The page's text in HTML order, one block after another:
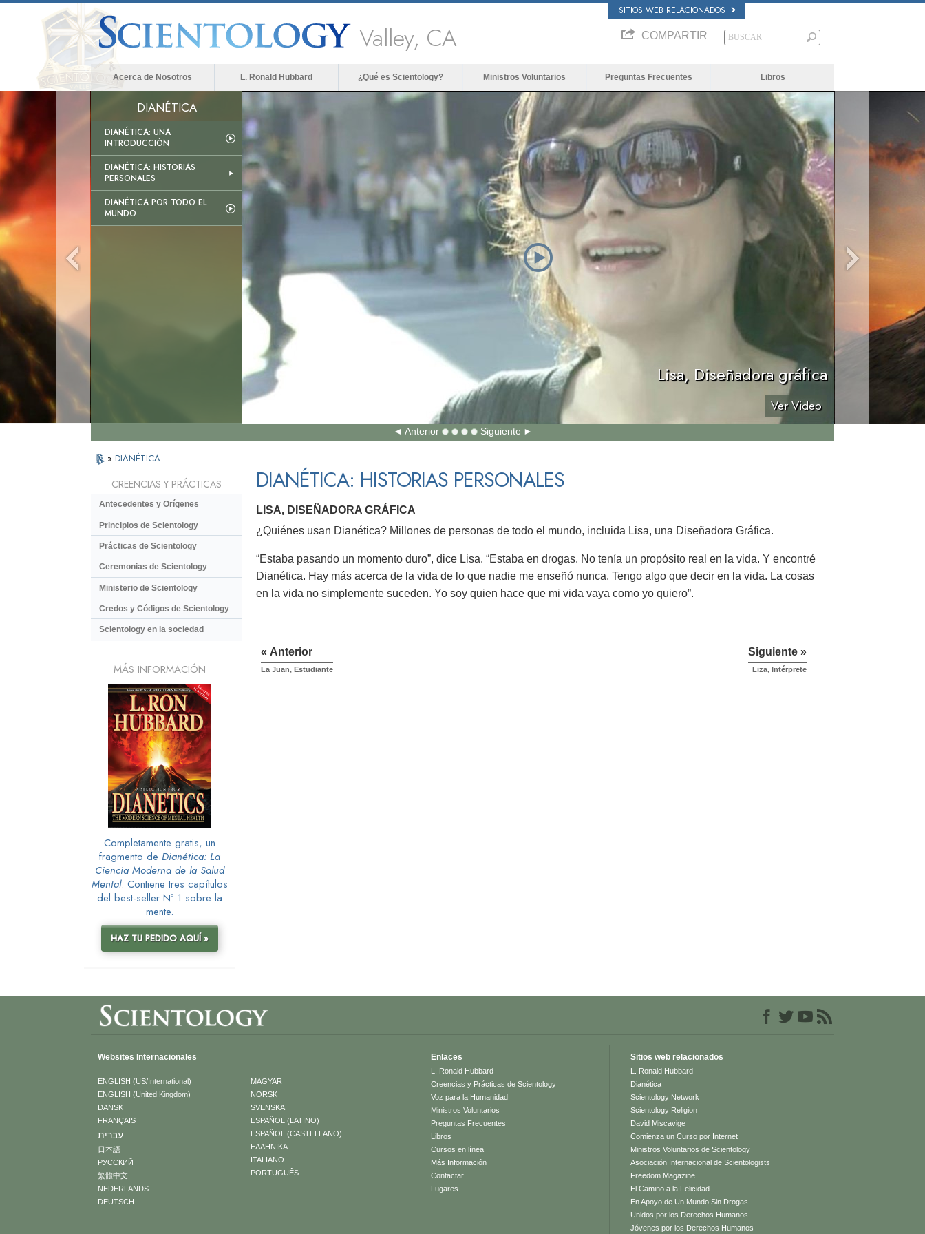
SITIOS WEB RELACIONADOS
Valley, CA COMPARTIR
Acerca de Nosotros L. Ronald Hubbard ¿Qué es Scientology? Ministros Voluntarios Preguntas Frecuentes Libros
DIANÉTICA
DIANÉTICA: UNA
INTRODUCCIÓN
DIANÉTICA: HISTORIAS
PERSONALES
DIANÉTICA POR TODO EL
MUNDO
Lisa, Diseñadora gráfica
Ver Video
Anterior Siguiente
» DIANÉTICA
DIANÉTICA: HISTORIAS PERSONALES
LISA, DISEÑADORA GRÁFICA
¿Quiénes usan Dianética? Millones de personas de todo el mundo, incluida Lisa, una Diseñadora Gráfica.
“Estaba pasando un momento duro”, dice Lisa. “Estaba en drogas. No tenía un propósito real en la vida. Y encontré
Dianética. Hay más acerca de la vida de lo que nadie me enseñó nunca. Tengo algo que decir en la vida. La cosas
en la vida no simplemente suceden. Yo soy quien hace que mi vida vaya como yo quiero”.
« Anterior
La Juan, Estudiante
Siguiente »
Liza, Intérprete
CREENCIAS Y PRÁCTICAS
Antecedentes y Orígenes
Principios de Scientology
Prácticas de Scientology
Ceremonias de Scientology
Ministerio de Scientology
Credos y Códigos de Scientology
Scientology en la sociedad
MÁS INFORMACIÓN
Completamente gratis, un
fragmento de Dianética: La
Ciencia Moderna de la Salud
Mental. Contiene tres capítulos
del best-seller Nº 1 sobre la
mente.
HAZ TU PEDIDO AQUÍ »
Websites Internacionales
ENGLISH (US/International)
ENGLISH (United Kingdom)
DANSK
FRANÇAIS
עברית
日本語
РУССКИЙ
繁體中文
NEDERLANDS
DEUTSCH
MAGYAR
NORSK
SVENSKA
ESPAÑOL (LATINO)
ESPAÑOL (CASTELLANO)
ΕΛΛΗΝΙΚA
ITALIANO
PORTUGUÊS
Enlaces
L. Ronald Hubbard
Creencias y Prácticas de Scientology
Voz para la Humanidad
Ministros Voluntarios
Preguntas Frecuentes
Libros
Cursos en línea
Más Información
Contactar
Lugares
Sitios web relacionados
L. Ronald Hubbard
Dianética
Scientology Network
Scientology Religion
David Miscavige
Comienza un Curso por Internet
Ministros Voluntarios de Scientology
Asociación Internacional de Scientologists
Freedom Magazine
El Camino a la Felicidad
En Apoyo de Un Mundo Sin Drogas
Unidos por los Derechos Humanos
Jóvenes por los Derechos Humanos